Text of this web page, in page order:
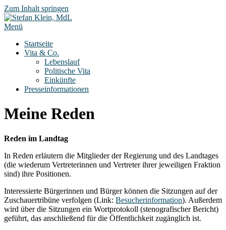
Zum Inhalt springen
Menü
Startseite
Vita & Co.
Lebenslauf
Politische Vita
Einkünfte
Presseinformationen
Meine Reden
Reden im Landtag
In Reden erläutern die Mitglieder der Regierung und des Landtages
(die wiederum Vertreterinnen und Vertreter ihrer jeweiligen Fraktion
sind) ihre Positionen.
Interessierte Bürgerinnen und Bürger können die Sitzungen auf der
Zuschauertribüne verfolgen (Link: Besucherinformation). Außerdem
wird über die Sitzungen ein Wortprotokoll (stenografischer Bericht)
geführt, das anschließend für die Öffentlichkeit zugänglich ist.